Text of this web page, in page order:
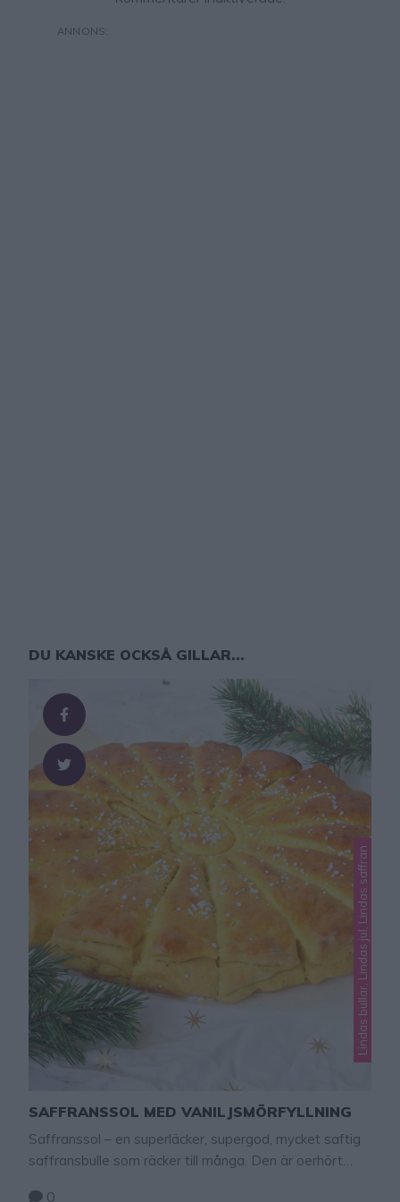
DU KANSKE OCKSÅ GILLAR...
Lindas bullar, Lindas jul, Lindas saffran
SAFFRANSSOL MED VANILJSMÖRFYLLNING
Saffranssol – en superläcker, supergod, mycket saftig
saffransbulle som räcker till många. Den är oerhört
0